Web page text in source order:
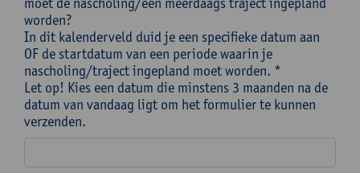
worden?
In dit kalenderveld duid je een specifieke datum aan
OF de startdatum van een periode waarin je
nascholing/traject ingepland moet worden. *
Let op! Kies een datum die minstens 3 maanden na de
datum van vandaag ligt om het formulier te kunnen
verzenden.